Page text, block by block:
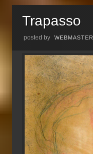
Trapasso
posted by WEBMASTER